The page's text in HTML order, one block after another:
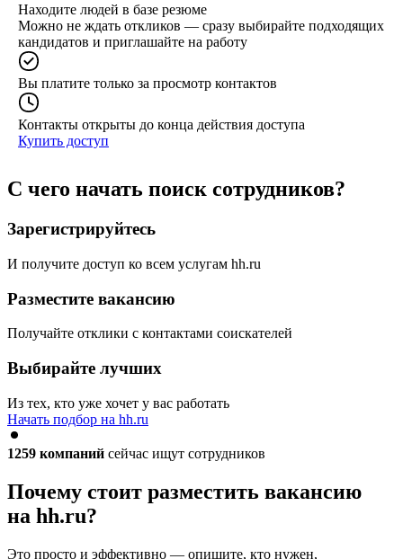
Находите людей в базе резюме
Можно не ждать откликов — сразу выбирайте подходящих
кандидатов и приглашайте на работу
Вы платите только за просмотр контактов
Контакты открыты до конца действия доступа
Купить доступ
С чего начать поиск сотрудников?
Зарегистрируйтесь
И получите доступ ко всем услугам hh.ru
Разместите вакансию
Получайте отклики с контактами соискателей
Выбирайте лучших
Из тех, кто уже хочет у вас работать
Начать подбор на hh.ru
1259 компаний сейчас ищут сотрудников
Почему стоит разместить вакансию
на hh.ru?
Это просто и эффективно — опишите, кто нужен,